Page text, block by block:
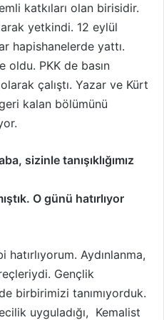
a
g
ö
n
d
katkıları olan birisidir.
yetkindi. 12 eylül
hapishanelerde yattı.
oldu. PKK de basın
çalıştı. Yazar ve Kürt
kalan bölümünü
sizinle tanışıklığımız
O günü hatırlıyor
hatırlıyorum. Aydınlanma,
Gençlik
birbirimizi tanımıyorduk.
uyguladığı, Kemalist